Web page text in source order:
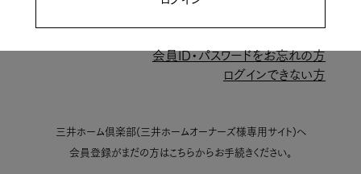
会員ID・パスワードをお忘れの方
ログインできない方
三井ホーム倶楽部(三井ホームオーナーズ様専用サイト)へ
会員登録がまだの方はこちらからお手続きください。